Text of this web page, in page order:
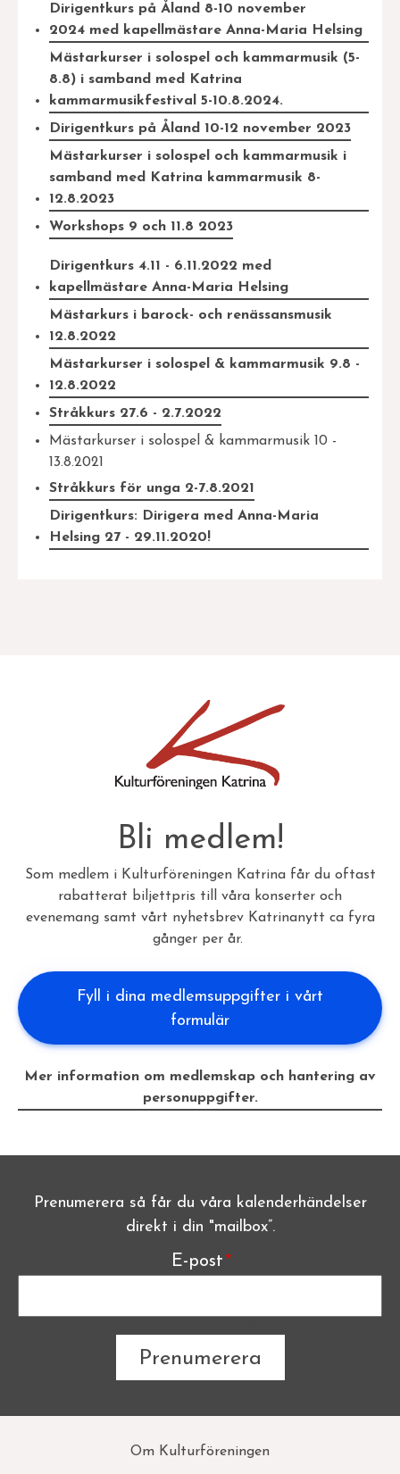
Dirigentkurs på Åland 8-10 november
2024 med kapellmästare Anna-Maria Helsing
Mästarkurser i solospel och kammarmusik (5-
8.8) i samband med Katrina
kammarmusikfestival 5-10.8.2024.
Dirigentkurs på Åland 10-12 november 2023
Mästarkurser i solospel och kammarmusik i
samband med Katrina kammarmusik 8-
12.8.2023
Workshops 9 och 11.8 2023
Dirigentkurs 4.11 - 6.11.2022 med
kapellmästare Anna-Maria Helsing
Mästarkurs i barock- och renässansmusik
12.8.2022
Mästarkurser i solospel & kammarmusik 9.8 -
12.8.2022
Stråkkurs 27.6 - 2.7.2022
Mästarkurser i solospel & kammarmusik 10 -
13.8.2021
Stråkkurs för unga 2-7.8.2021
Dirigentkurs: Dirigera med Anna-Maria
Helsing 27 - 29.11.2020!
Bli medlem!
Som medlem i Kulturföreningen Katrina får du oftast
rabatterat biljettpris till våra konserter och
evenemang samt vårt nyhetsbrev Katrinanytt ca fyra
gånger per år.
Fyll i dina medlemsuppgifter i vårt
formulär
Mer information om medlemskap och hantering av
personuppgifter.
E-post
Prenumerera så får du våra kalenderhändelser
direkt i din "mailbox”.
Om Kulturföreningen